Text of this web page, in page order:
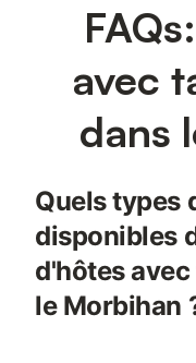
avec
dans
Quels types
disponibles
d'hôtes
le Morbihan